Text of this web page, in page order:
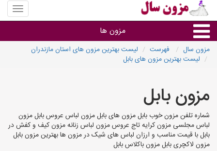
منوی
سایت
سال
مزون ها
مزون سال فهرست
لیست بهترین مزون های استان مازندران
لیست بهترین مزون های بابل
مزون بابل
شماره تلفن مزون خوب بابل مزون های بابل مزون لباس عروس بابل مزون
لباس مجلسی مزون کرایه تاج عروس مزون لباس زنانه مزون کیف و کفش در
بابل با قیمت مناسب و ارزان لباس های شیک در مزون ها بهترین مزون بابل
مزون لاکچری بابل مزون باکلاس بابل